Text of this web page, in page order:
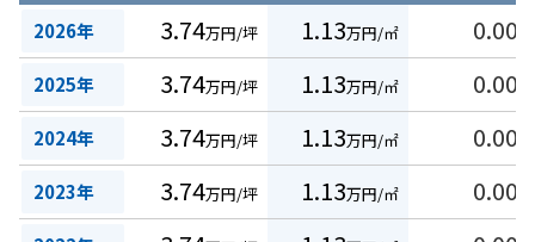
2026年
3.74万円/坪 1.13万円/㎡ 0.00
2025年 3.74万円/坪 1.13万円/㎡ 0.00
2024年 3.74万円/坪 1.13万円/㎡ 0.00
2023年 3.74万円/坪 1.13万円/㎡ 0.00